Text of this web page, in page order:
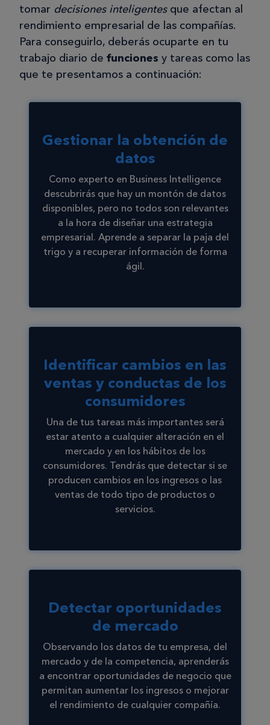
tomar decisiones inteligentesque afectan al
rendimiento empresarial de las compañías.
Para conseguirlo, deberás ocuparte en tu
trabajo diario de funciones y tareas como las
que te presentamos a continuación:
Gestionar la obtención de
datos
Como experto en Business Intelligence
descubrirás que hay un montón de datos
disponibles, pero no todos son relevantes
a la hora de diseñar una estrategia
empresarial. Aprende a separar la paja del
trigo y a recuperar información de forma
ágil.
Identificar cambios en las
ventas y conductas de los
consumidores
Una de tus tareas más importantes será
estar atento a cualquier alteración en el
mercado y en los hábitos de los
consumidores. Tendrás que detectar si se
producen cambios en los ingresos o las
ventas de todo tipo de productos o
servicios.
Detectar oportunidades
de mercado
Observando los datos de tu empresa, del
mercado y de la competencia, aprenderás
a encontrar oportunidades de negocio que
permitan aumentar los ingresos o mejorar
el rendimiento de cualquier compañía.